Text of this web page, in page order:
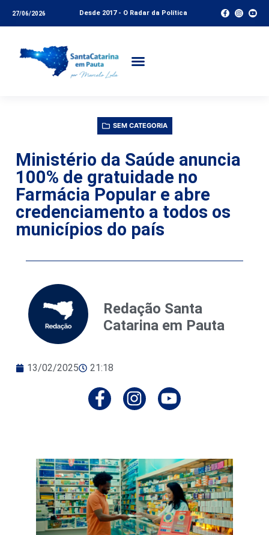
27/06/2026 Desde 2017 - O Radar da Política
SEM CATEGORIA
Ministério da Saúde anuncia
100% de gratuidade no
Farmácia Popular e abre
credenciamento a todos os
municípios do país
Redação Santa
Catarina em Pauta
13/02/2025 21:18